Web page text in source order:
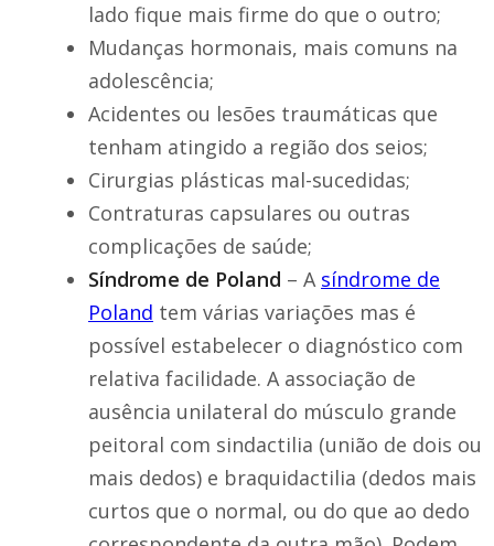
lado fique mais firme do que o outro;
Mudanças hormonais, mais comuns na
adolescência;
Acidentes ou lesões traumáticas que
tenham atingido a região dos seios;
Cirurgias plásticas mal-sucedidas;
Contraturas capsulares ou outras
complicações de saúde;
Síndrome de Poland – A síndrome de
Poland tem várias variações mas é
possível estabelecer o diagnóstico com
relativa facilidade. A associação de
ausência unilateral do músculo grande
peitoral com sindactilia (união de dois ou
mais dedos) e braquidactilia (dedos mais
curtos que o normal, ou do que ao dedo